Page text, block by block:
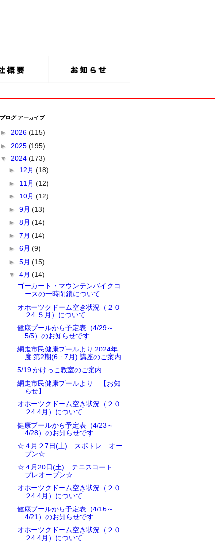
ブログ アーカイブ
► 2026 (115)
► 2025 (195)
▼ 2024 (173)
► 12月 (18)
► 11月 (12)
► 10月 (12)
► 9月 (13)
► 8月 (14)
► 7月 (14)
► 6月 (9)
► 5月 (15)
▼ 4月 (14)
ゴーカート・マウンテンバイクコ
ースの一時閉鎖について
オホーツクドーム空き状況（２０
２4.５月）について
健康プールから予定表（4/29～
5/5）のお知らせです
網走市民健康プールより 2024年
度 第2期(6・7月) 講座のご案内
5/19 かけっこ教室のご案内
網走市民健康プールより 【お知
らせ】
オホーツクドーム空き状況（２０
２4.4月）について
健康プールから予定表（4/23～
4/28）のお知らせです
☆４月２7日(土) スポトレ オー
プン☆
☆４月20日(土) テニスコート
プレオープン☆
オホーツクドーム空き状況（２０
２4.4月）について
健康プールから予定表（4/16～
4/21）のお知らせです
オホーツクドーム空き状況（２０
２4.4月）について